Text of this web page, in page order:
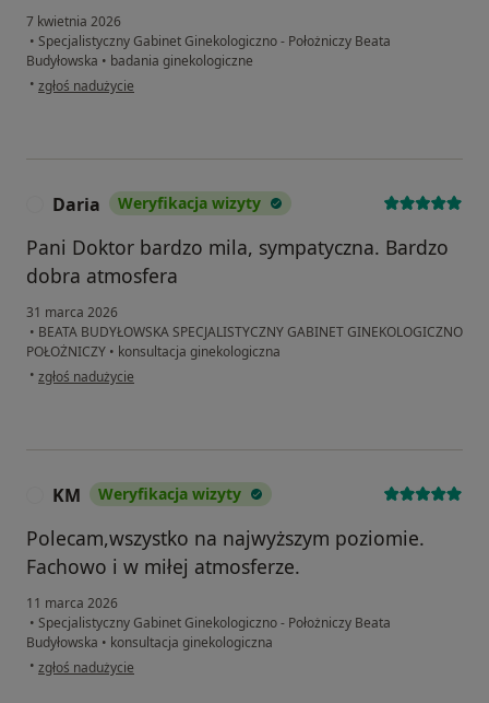
7 kwietnia 2026
• Specjalistyczny Gabinet Ginekologiczno - Położniczy Beata
Budyłowska • badania ginekologiczne
• w opinii użytkownika JM
zgłoś nadużycie
Daria Weryfikacja wizyty
Pani Doktor bardzo mila, sympatyczna. Bardzo
dobra atmosfera
31 marca 2026
• BEATA BUDYŁOWSKA SPECJALISTYCZNY GABINET GINEKOLOGICZNO
POŁOŻNICZY • konsultacja ginekologiczna
• w opinii użytkownika Daria
zgłoś nadużycie
KM Weryfikacja wizyty
Polecam,wszystko na najwyższym poziomie.
Fachowo i w miłej atmosferze.
11 marca 2026
• Specjalistyczny Gabinet Ginekologiczno - Położniczy Beata
Budyłowska • konsultacja ginekologiczna
• w opinii użytkownika KM
zgłoś nadużycie